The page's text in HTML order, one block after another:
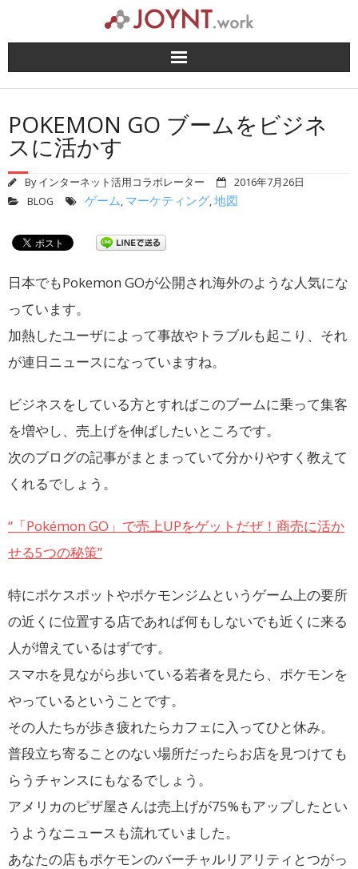
content
POKEMON GO ブームをビジネ
スに活かす
Byインターネット活用コラボレーター
2016年7月26日
BLOG
ゲーム, マーケティング,地図
日本でもPokemon GOが公開され海外のような人気にな
っています。
加熱したユーザによって事故やトラブルも起こり、それ
が連日ニュースになっていますね。
ビジネスをしている方とすればこのブームに乗って集客
を増やし、売上げを伸ばしたいところです。
次のブログの記事がまとまっていて分かりやすく教えて
くれるでしょう。
“「Pokémon GO」で売上UPをゲットだぜ！商売に活か
せる5つの秘策”
特にポケスポットやポケモンジムというゲーム上の要所
の近くに位置する店であれば何もしないでも近くに来る
人が増えているはずです。
スマホを見ながら歩いている若者を見たら、ポケモンを
やっているということです。
その人たちが歩き疲れたらカフェに入ってひと休み。
普段立ち寄ることのない場所だったらお店を見つけても
らうチャンスにもなるでしょう。
アメリカのピザ屋さんは売上げが75%もアップしたとい
うようなニュースも流れていました。
あなたの店もポケモンのバーチャルリアリティとつがっ